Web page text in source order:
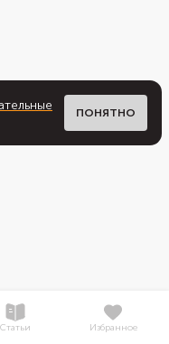
ПОНЯТНО
Статьи Избранное